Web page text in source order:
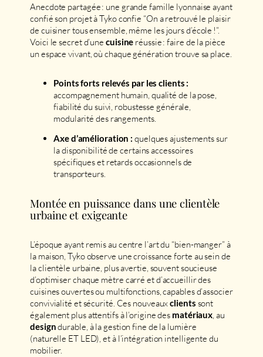
Anecdote partagée : une grande famille lyonnaise ayant
confié son projet à Tyko confie “On a retrouvé le plaisir
de cuisiner tous ensemble, même les jours d’école !”.
Voici le secret d’une cuisine réussie : faire de la pièce
un espace vivant, où chaque génération trouve sa place.
Points forts relevés par les clients :
accompagnement humain, qualité de la pose,
fiabilité du suivi, robustesse générale,
modularité des rangements.
Axe d’amélioration : quelques ajustements sur
la disponibilité de certains accessoires
spécifiques et retards occasionnels de
transporteurs.
Montée en puissance dans une clientèle
urbaine et exigeante
L’époque ayant remis au centre l’art du “bien-manger” à
la maison, Tyko observe une croissance forte au sein de
la clientèle urbaine, plus avertie, souvent soucieuse
d’optimiser chaque mètre carré et d’accueillir des
cuisines ouvertes ou multifonctions, capables d’associer
convivialité et sécurité. Ces nouveauxclients sont
également plus attentifs à l’origine des matériaux, au
designdurable, à la gestion fine de la lumière
(naturelle ET LED), et à l’intégration intelligente du
mobilier.